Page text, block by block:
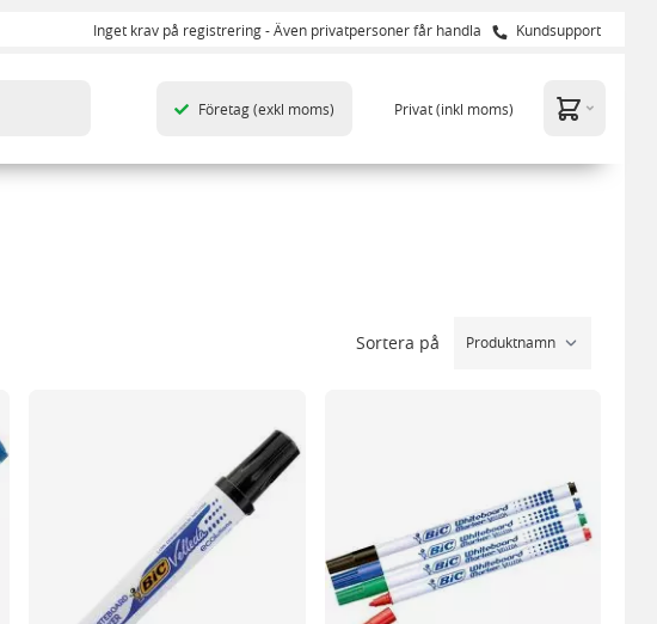
Inget krav på registrering - Även privatpersoner får handla Kundsupport
Företag(exkl moms) Privat(inkl moms)
Sortera på